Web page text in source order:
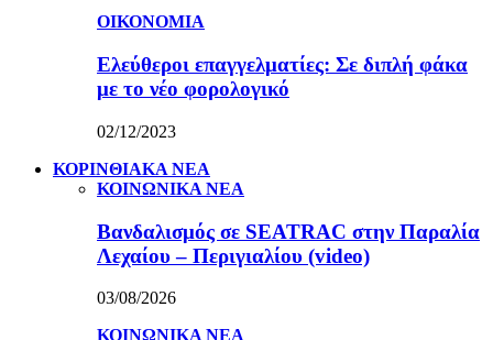
ΟΙΚΟΝΟΜΙΑ
Ελεύθεροι επαγγελματίες: Σε διπλή φάκα
με το νέο φορολογικό
02/12/2023
ΚΟΡΙΝΘΙΑΚΑ ΝΕΑ
ΚΟΙΝΩΝΙΚΑ ΝΕΑ
Βανδαλισμός σε SEATRAC στην Παραλία
Λεχαίου – Περιγιαλίου (video)
03/08/2026
ΚΟΙΝΩΝΙΚΑ ΝΕΑ